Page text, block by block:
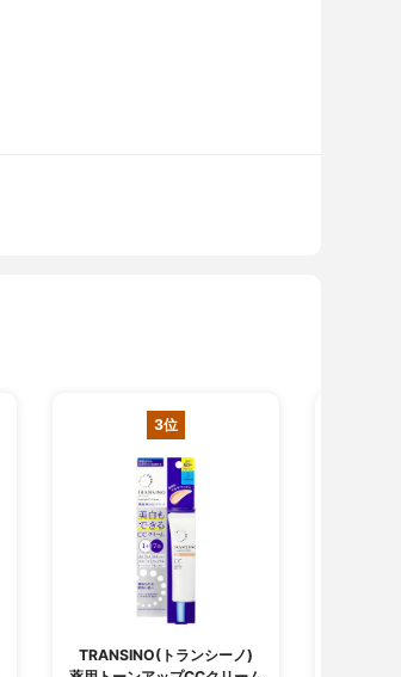
3位
TRANSINO(トランシーノ)